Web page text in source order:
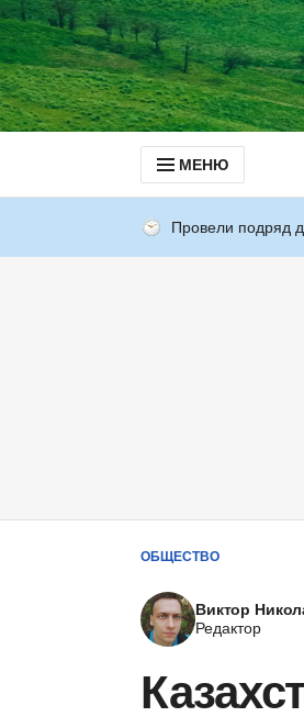
МЕНЮ
Провели подряд
ОБЩЕСТВО
Виктор
Редактор